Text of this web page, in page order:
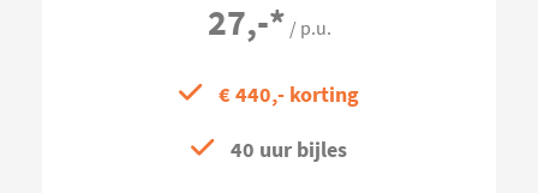
27,-* / p.u.
€ 440,- korting
40 uur bijles